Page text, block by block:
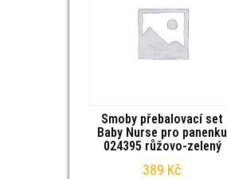
Smoby přebalovací set
Baby Nurse pro panenku
024395 růžovo-zelený
389 Kč